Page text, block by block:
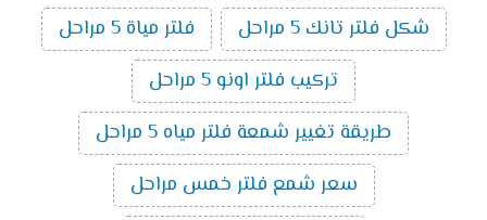
شكل فلتر تانك 5 مراحل
فلتر مياة 5 مراحل
تركيب فلتر اونو 5 مراحل
طريقة تغيير شمعة فلتر مياه 5 مراحل
سعر شمع فلتر خمس مراحل